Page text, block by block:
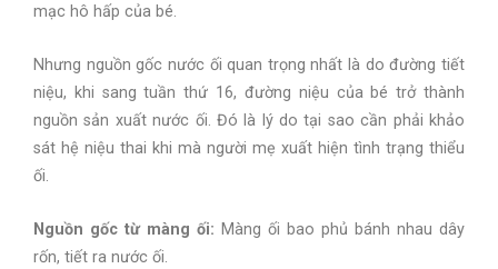
mạc hô hấp của bé.
Nhưng nguồn gốc nước ối quan trọng nhất là do đường tiết
niệu, khi sang tuần thứ 16, đường niệu của bé trở thành
nguồn sản xuất nước ối. Đó là lý do tại sao cần phải khảo
sát hệ niệu thai khi mà người mẹ xuất hiện tình trạng thiểu
ối.
Nguồn gốc từ màng ối: Màng ối bao phủ bánh nhau dây
rốn, tiết ra nước ối.